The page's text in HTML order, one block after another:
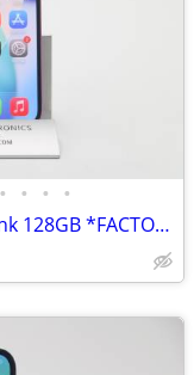
• • • •
REFURBISHED - Apple iPhone 16+ Pink 128GB *FACTORY UNLOCKED* 99% BH